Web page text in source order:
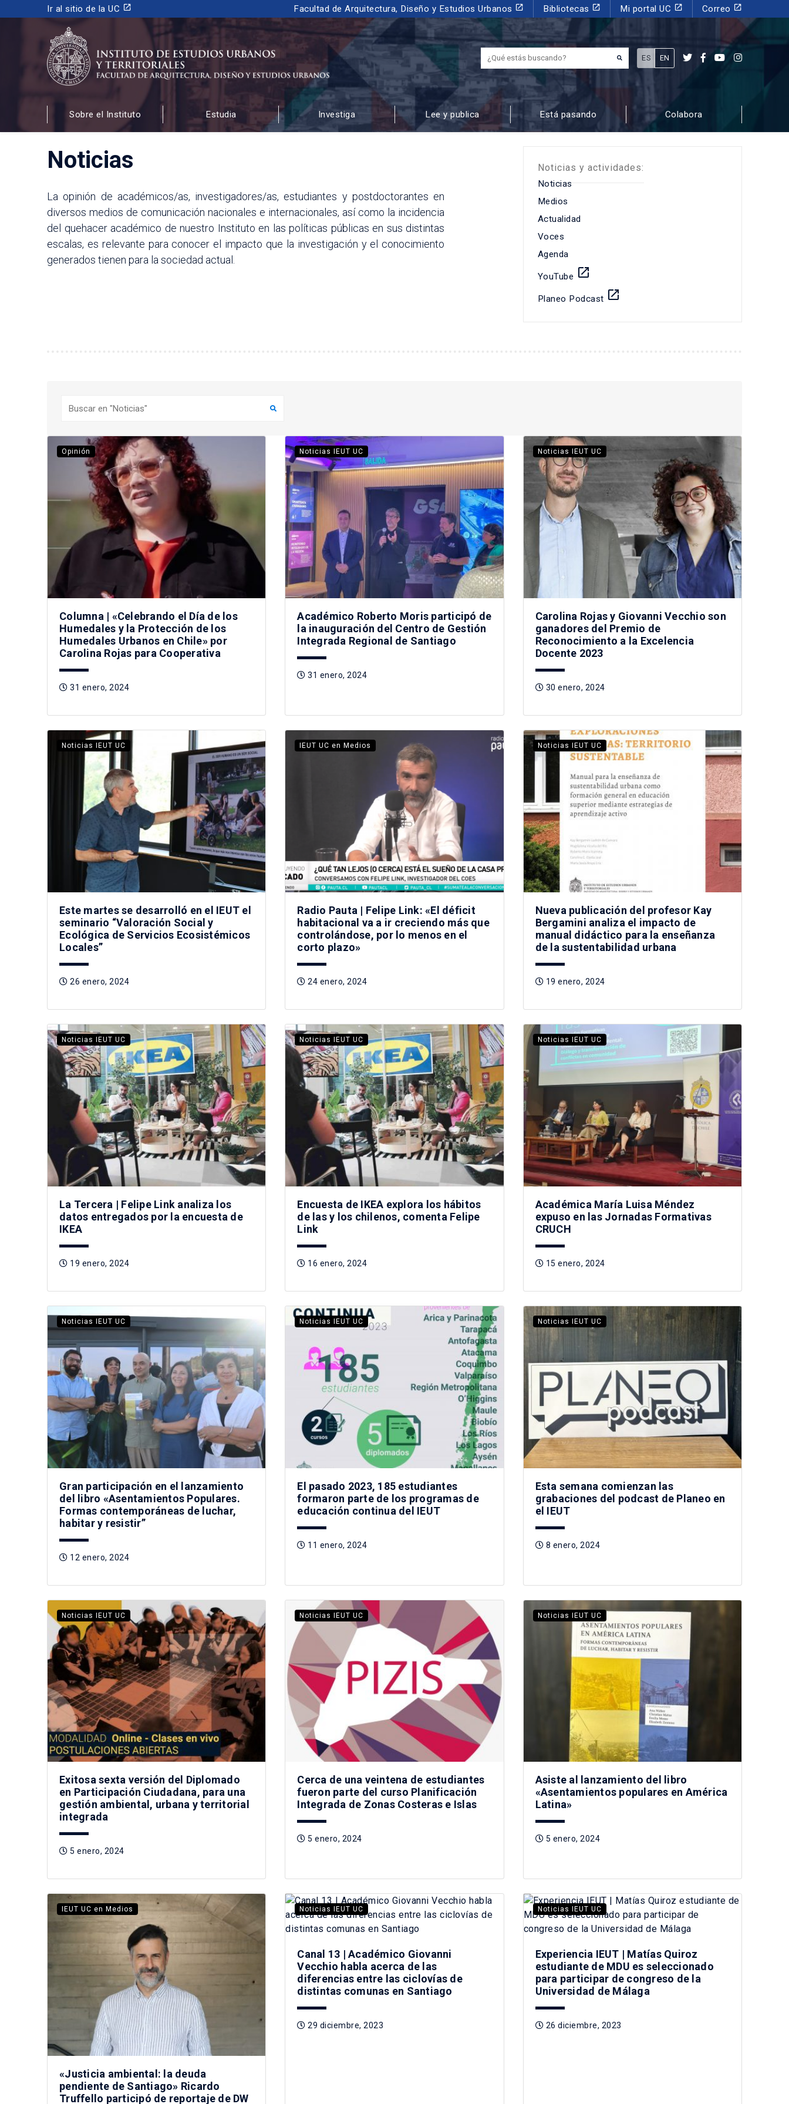
Ir al sitio de la UC launch Facultad de Arquitectura, Diseño y Estudios Urbanos launch Bibliotecas launch Mi portal UC launch Correo launch
INSTITUTO DE ESTUDIOS URBANOS
Y TERRITORIALES
FACULTAD DE ARQUITECTURA, DISEÑO Y ESTUDIOS URBANOS
¿Qué estás buscando?
ES EN
Sobre el Instituto Estudia Investiga Lee y publica Está pasando Colabora
Noticias
La opinión de académicos/as, investigadores/as, estudiantes y postdoctorantes en
diversos medios de comunicación nacionales e internacionales, así como la incidencia
del quehacer académico de nuestro Instituto en las políticas públicas en sus distintas
escalas, es relevante para conocer el impacto que la investigación y el conocimiento
generados tienen para la sociedad actual.
Noticias y actividades:
Noticias
Medios
Actualidad
Voces
Agenda
YouTube launch
Planeo Podcast launch
Opinión
Columna | «Celebrando el Día de los
Humedales y la Protección de los
Humedales Urbanos en Chile» por
Carolina Rojas para Cooperativa
31 enero, 2024
Noticias IEUT UC
Académico Roberto Moris participó de
la inauguración del Centro de Gestión
Integrada Regional de Santiago
31 enero, 2024
Noticias IEUT UC
Carolina Rojas y Giovanni Vecchio son
ganadores del Premio de
Reconocimiento a la Excelencia
Docente 2023
30 enero, 2024
Noticias IEUT UC
Este martes se desarrolló en el IEUT el
seminario “Valoración Social y
Ecológica de Servicios Ecosistémicos
Locales”
26 enero, 2024
IEUT UC en Medios
Radio Pauta | Felipe Link: «El déficit
habitacional va a ir creciendo más que
controlándose, por lo menos en el
corto plazo»
24 enero, 2024
Noticias IEUT UC
Nueva publicación del profesor Kay
Bergamini analiza el impacto de
manual didáctico para la enseñanza
de la sustentabilidad urbana
19 enero, 2024
Noticias IEUT UC
La Tercera | Felipe Link analiza los
datos entregados por la encuesta de
IKEA
19 enero, 2024
Noticias IEUT UC
Encuesta de IKEA explora los hábitos
de las y los chilenos, comenta Felipe
Link
16 enero, 2024
Noticias IEUT UC
Académica María Luisa Méndez
expuso en las Jornadas Formativas
CRUCH
15 enero, 2024
Noticias IEUT UC
Gran participación en el lanzamiento
del libro «Asentamientos Populares.
Formas contemporáneas de luchar,
habitar y resistir”
12 enero, 2024
Noticias IEUT UC
El pasado 2023, 185 estudiantes
formaron parte de los programas de
educación continua del IEUT
11 enero, 2024
Noticias IEUT UC
Esta semana comienzan las
grabaciones del podcast de Planeo en
el IEUT
8 enero, 2024
Noticias IEUT UC
Exitosa sexta versión del Diplomado
en Participación Ciudadana, para una
gestión ambiental, urbana y territorial
integrada
5 enero, 2024
Noticias IEUT UC
Cerca de una veintena de estudiantes
fueron parte del curso Planificación
Integrada de Zonas Costeras e Islas
5 enero, 2024
Noticias IEUT UC
Asiste al lanzamiento del libro
«Asentamientos populares en América
Latina»
5 enero, 2024
IEUT UC en Medios
«Justicia ambiental: la deuda
pendiente de Santiago» Ricardo
Truffello participó de reportaje de DW
Noticias IEUT UC
Canal 13 | Académico Giovanni
Vecchio habla acerca de las
diferencias entre las ciclovías de
distintas comunas en Santiago
29 diciembre, 2023
Noticias IEUT UC
Experiencia IEUT | Matías Quiroz
estudiante de MDU es seleccionado
para participar de congreso de la
Universidad de Málaga
26 diciembre, 2023